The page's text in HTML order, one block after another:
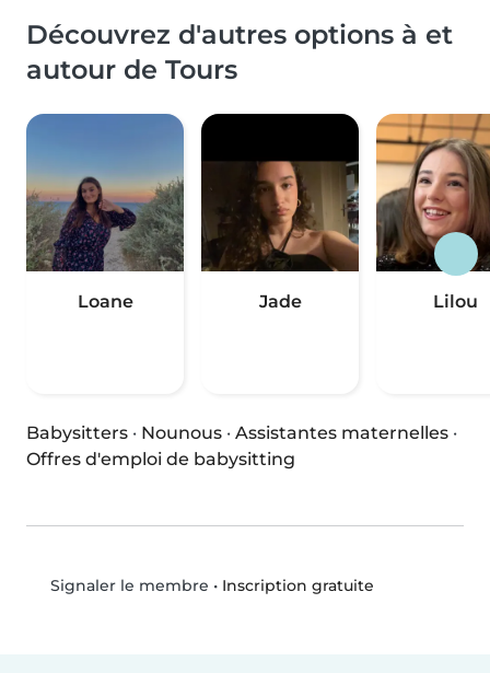
Découvrez d'autres options à et
autour de Tours
Loane Jade Lilou
Babysitters · Nounous · Assistantes maternelles ·
Offres d'emploi de babysitting
Signaler le membre • Inscription gratuite